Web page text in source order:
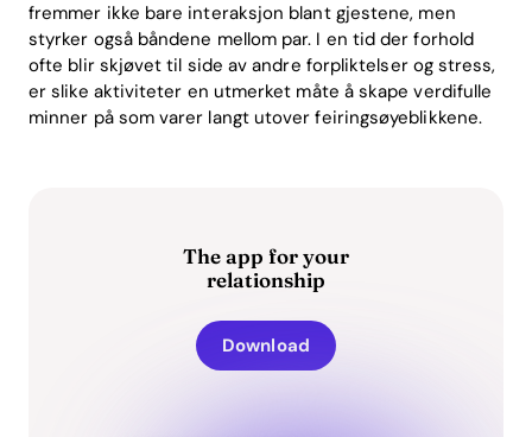
fremmer ikke bare interaksjon blant gjestene, men
styrker også båndene mellom par. I en tid der forhold
ofte blir skjøvet til side av andre forpliktelser og stress,
er slike aktiviteter en utmerket måte å skape verdifulle
minner på som varer langt utover feiringsøyeblikkene.
The app for your
relationship
Download